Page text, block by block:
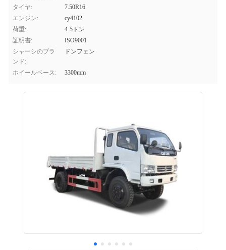
タイヤ:
7.50R16
エンジン:
cy4102
荷重:
4-5トン
証明書:
ISO9001
シャーシのブラ
ンド:
ドンフェン
ホイールベース: 3300mm